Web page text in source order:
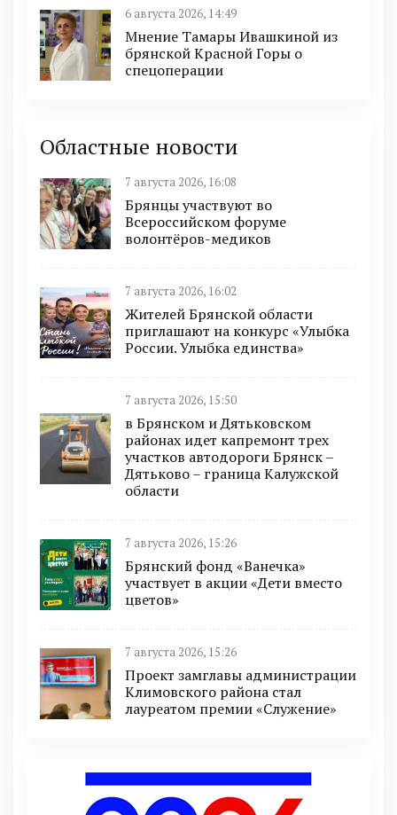
6 августа 2026, 14:49
Мнение Тамары Ивашкиной из
брянской Красной Горы о
спецоперации
Областные новости
7 августа 2026, 16:08
Брянцы участвуют во
Всероссийском форуме
волонтёров-медиков
7 августа 2026, 16:02
Жителей Брянской области
приглашают на конкурс «Улыбка
России. Улыбка единства»
7 августа 2026, 15:50
в Брянском и Дятьковском
районах идет капремонт трех
участков автодороги Брянск –
Дятьково – граница Калужской
области
7 августа 2026, 15:26
Брянский фонд «Ванечка»
участвует в акции «Дети вместо
цветов»
7 августа 2026, 15:26
Проект замглавы администрации
Климовского района стал
лауреатом премии «Служение»